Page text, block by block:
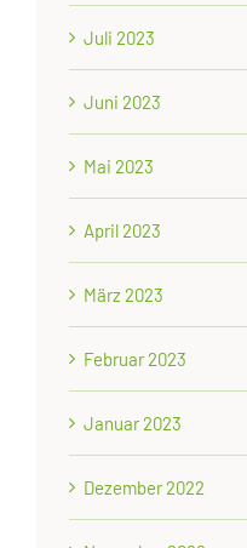
Juli 2023
Juni 2023
Mai 2023
April 2023
März 2023
Februar 2023
Januar 2023
Dezember 2022